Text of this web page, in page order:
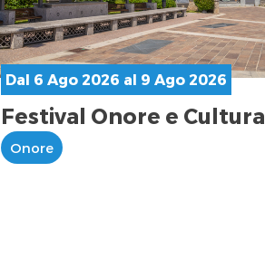
Dal 6 Ago 2026 al 9 Ago 2026
Festival Onore e Cultura
Onore